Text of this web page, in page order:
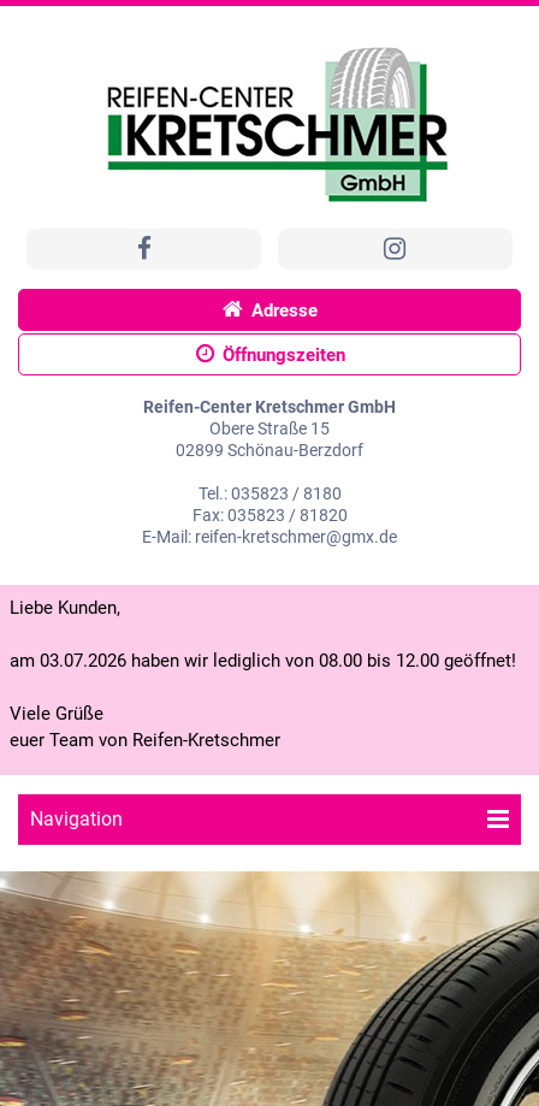
Adresse
Öffnungszeiten
Reifen-Center Kretschmer GmbH
Obere Straße 15
02899 Schönau-Berzdorf
Tel.: 035823 / 8180
Fax: 035823 / 81820
E-Mail: reifen-kretschmer@gmx.de
Liebe Kunden,
am 03.07.2026 haben wir lediglich von 08.00 bis 12.00 geöffnet!
Viele Grüße
euer Team von Reifen-Kretschmer
Navigation